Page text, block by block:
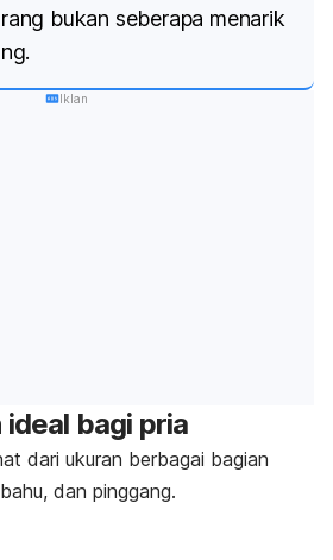
bukan seberapa menarik
Iklan
bagi pria
dari ukuran berbagai bagian
dan pinggang.